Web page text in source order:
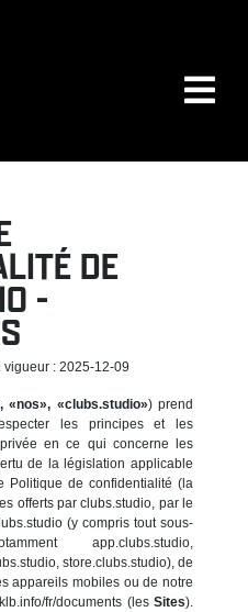
DE
-
vigueur : 2025-12-09
«nos», «clubs.studio») prend
les principes et les
en ce qui concerne les
de la législation applicable
Politique de confidentialité (la
offerts par clubs.studio, par le
(y compris tout sous-
app.clubs.studio,
store.clubs.studio), de
appareils mobiles ou de notre
fr/documents (les Sites).